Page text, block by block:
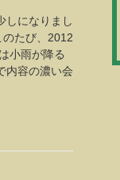
しになりまし
たび、2012
小雨が降る
内容の濃い会